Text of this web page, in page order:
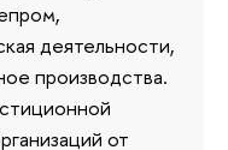
деятельности,
производства.
от